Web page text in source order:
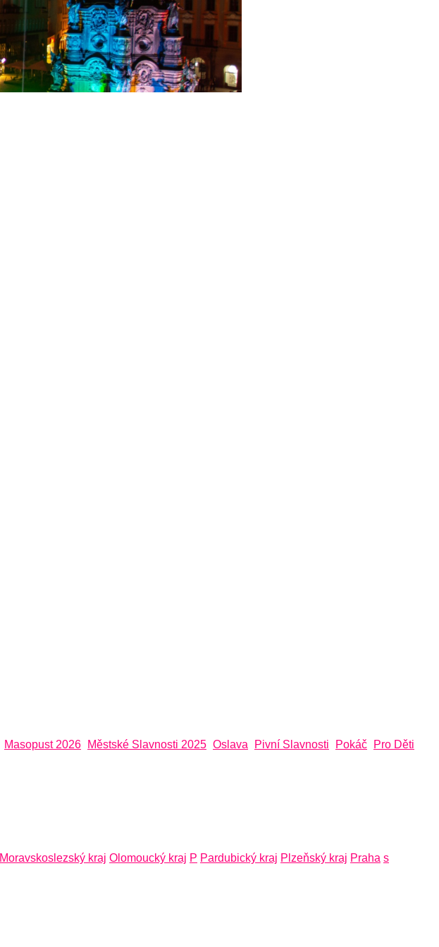
Masopust 2026 Městské Slavnosti 2025 Oslava Pivní Slavnosti Pokáč
Pro Děti
Moravskoslezský kraj Olomoucký kraj P Pardubický kraj Plzeňský kraj Praha s